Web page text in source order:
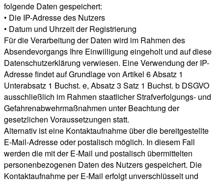
folgende Daten gespeichert:
• Die IP-Adresse des Nutzers
• Datum und Uhrzeit der Registrierung
Für die Verarbeitung der Daten wird im Rahmen des
Absendevorgangs Ihre Einwilligung eingeholt und auf diese
Datenschutzerklärung verwiesen. Eine Verwendung der IP-
Adresse findet auf Grundlage von Artikel 6 Absatz 1
Unterabsatz 1 Buchst. e, Absatz 3 Satz 1 Buchst. b DSGVO
ausschließlich im Rahmen staatlicher Strafverfolgungs- und
Gefahrenabwehrmaßnahmen unter Beachtung der
gesetzlichen Voraussetzungen statt.
Alternativ ist eine Kontaktaufnahme über die bereitgestellte
E-Mail-Adresse oder postalisch möglich. In diesem Fall
werden die mit der E-Mail und postalisch übermittelten
personenbezogenen Daten des Nutzers gespeichert. Die
Kontaktaufnahme per E-Mail erfolgt unverschlüsselt und